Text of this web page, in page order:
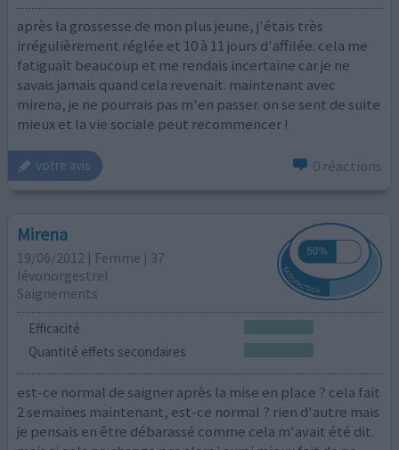
après la grossesse de mon plus jeune, j'étais très
irrégulièrement réglée et 10 à 11 jours d'affilée. cela me
fatiguait beaucoup et me rendais incertaine car je ne
savais jamais quand cela revenait. maintenant avec
mirena, je ne pourrais pas m'en passer. on se sent de suite
mieux et la vie sociale peut recommencer !
votre avis 0 réactions
Mirena
19/06/2012 | Femme | 37
lévonorgestrel
Saignements
Efficacité
Quantité effets secondaires
est-ce normal de saigner après la mise en place ? cela fait
2 semaines maintenant, est-ce normal ? rien d'autre mais
je pensais en être débarassé comme cela m'avait été dit.